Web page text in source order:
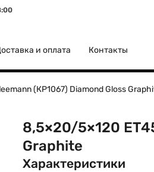
и оплата Контакты
(КР1067) Diamond Gloss
8,5×20/5×120
Graphite
Характеристики